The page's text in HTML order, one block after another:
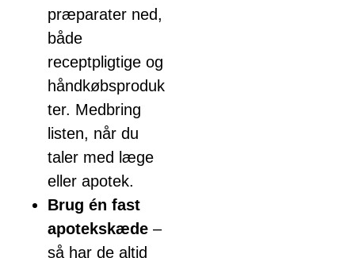
præparater ned,
både
receptpligtige og
håndkøbsproduk
ter. Medbring
listen, når du
taler med læge
eller apotek.
Brug én fast
apotekskæde –
så har de altid